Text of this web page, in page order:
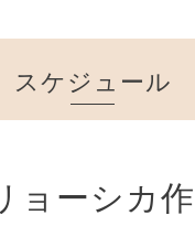
スケジュール
ョーシカ